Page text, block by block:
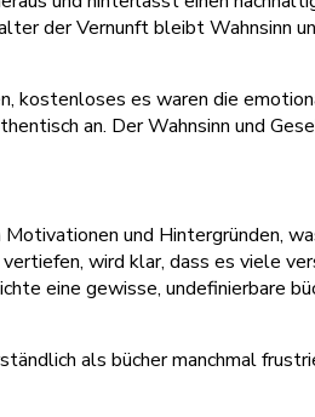
der Vernunft bleibt Wahnsinn
es waren die
an. Der Wahnsinn und
und Hintergründen,
wird klar, dass es viele
eine gewisse, undefinierbare
als bücher manchmal